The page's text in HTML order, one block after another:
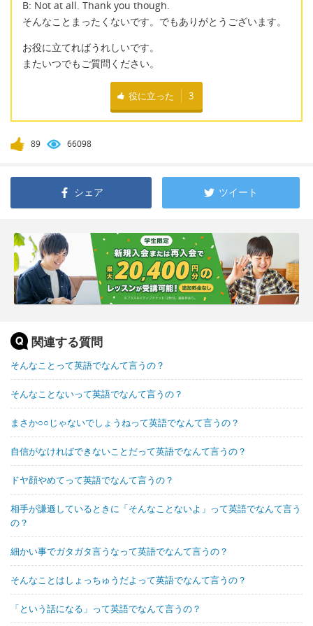
B: Not at all. Thank you though.
そんなことまったくないです。でもありがとうございます。
お役に立てればうれしいです。
またいつでもご質問ください。
役に立った 3
89 66098
シェア ツイート
関連する質問
そんなことって英語でなんて言うの？
そんなことないって英語でなんて言うの？
まさか○○じゃないでしょうねって英語でなんて言うの？
自信がなければできないことだって英語でなんて言うの？
ドヤ顔やめてって英語でなんて言うの？
相手が謙遜しているときに「そんなことないよ」って英語でなんて言う
の？
細かい事でガタガタ言うなって英語でなんて言うの？
そんなことはしょっちゅうだよって英語でなんて言うの？
「という話になる」って英語でなんて言うの？